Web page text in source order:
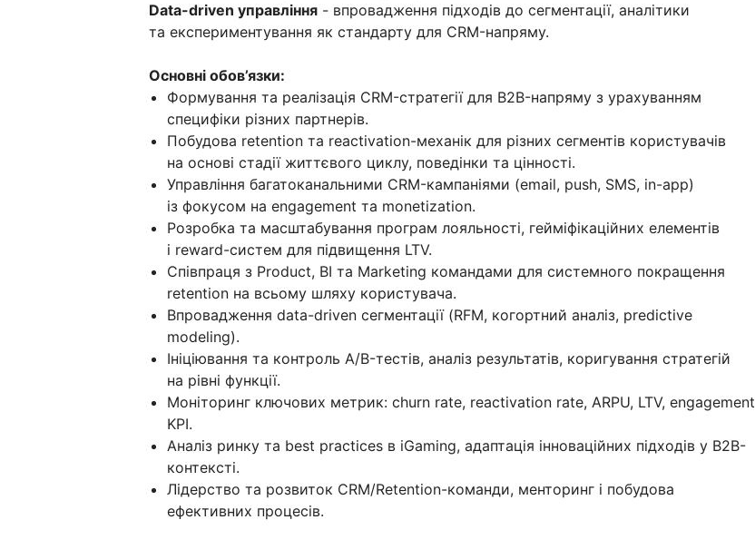
Data-driven управління - впровадження підходів до сегментації, аналітики
та експериментування як стандарту для CRM-напряму.
Основні обов’язки:
Формування та реалізація CRM-стратегії для B2B-напряму з урахуванням
специфіки різних партнерів.
Побудова retention та reactivation-механік для різних сегментів користувачів
на основі стадії життєвого циклу, поведінки та цінності.
Управління багатоканальними CRM-кампаніями (email, push, SMS, in-app)
із фокусом на engagement та monetization.
Розробка та масштабування програм лояльності, гейміфікаційних елементів
і reward-систем для підвищення LTV.
Співпраця з Product, BI та Marketing командами для системного покращення
retention на всьому шляху користувача.
Впровадження data-driven сегментації (RFM, когортний аналіз, predictive
modeling).
Ініціювання та контроль A/B-тестів, аналіз результатів, коригування стратегій
на рівні функції.
Моніторинг ключових метрик: churn rate, reactivation rate, ARPU, LTV, engagement
KPI.
Аналіз ринку та best practices в iGaming, адаптація інноваційних підходів у B2B-
контексті.
Лідерство та розвиток CRM/Retention-команди, менторинг і побудова
ефективних процесів.